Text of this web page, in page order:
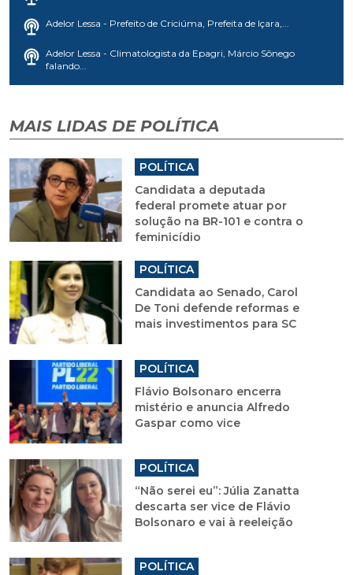
Adelor Lessa - Prefeito de Criciúma, Prefeita de Içara,...
Adelor Lessa - Climatologista da Epagri, Márcio Sônego
falando...
MAIS LIDAS DE POLÍTICA
POLÍTICA
Candidata a deputada
federal promete atuar por
solução na BR-101 e contra o
feminicídio
POLÍTICA
Candidata ao Senado, Carol
De Toni defende reformas e
mais investimentos para SC
POLÍTICA
Flávio Bolsonaro encerra
mistério e anuncia Alfredo
Gaspar como vice
POLÍTICA
“Não serei eu”: Júlia Zanatta
descarta ser vice de Flávio
Bolsonaro e vai à reeleição
POLÍTICA